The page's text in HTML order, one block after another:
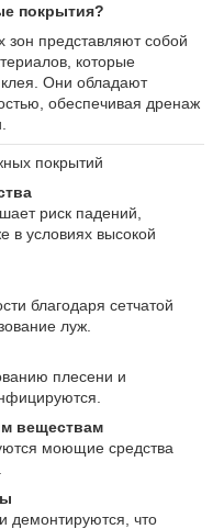
покрытия?
представляют собой
которые
Они обладают
обеспечивая дренаж
покрытий
риск падений,
в условиях высокой
благодаря сетчатой
луж.
плесени и
веществам
моющие средства
демонтируются, что